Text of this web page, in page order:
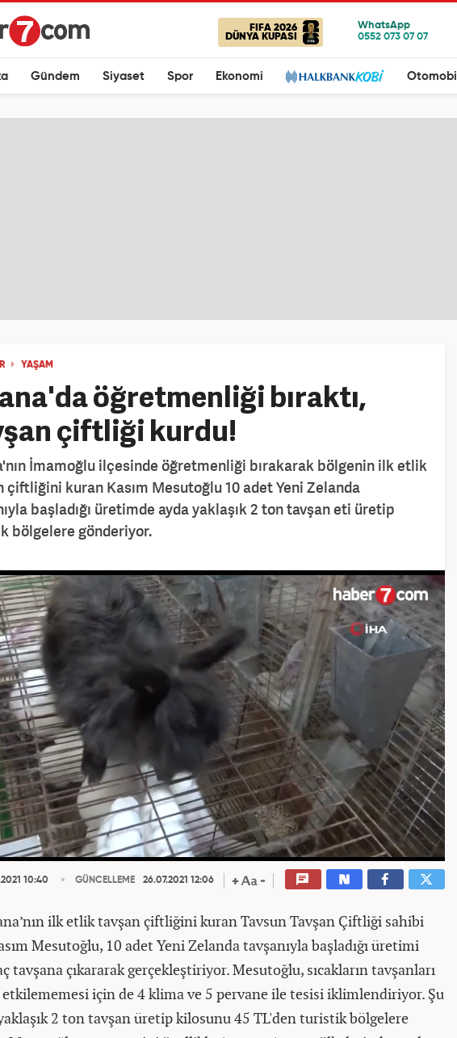
FIFA 2026
DÜNYA KUPASI
Gündem Siyaset Spor Ekonomi Otomobil
YAŞAM
öğretmenliği bıraktı,
çiftliği kurdu!
İmamoğlu ilçesinde öğretmenliği bırakarak bölgenin ilk etlik
çiftliğini kuran Kasım Mesutoğlu 10 adet Yeni Zelanda
başladığı üretimde ayda yaklaşık 2 ton tavşan eti üretip
bölgelere gönderiyor.
10:40 GÜNCELLEME 26.07.2021 12:06
ilk etlik tavşan çiftliğini kuran Tavsun Tavşan Çiftliği sahibi
Mesutoğlu, 10 adet Yeni Zelanda tavşanıyla başladığı üretimi
tavşana çıkararak gerçekleştiriyor. Mesutoğlu, sıcakların tavşanları
için de 4 klima ve 5 pervane ile tesisi iklimlendiriyor. Şu
2 ton tavşan üretip kilosunu 45 TL'den turistik bölgelere